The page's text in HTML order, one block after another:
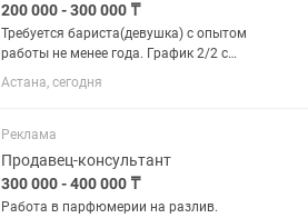
200 000 - 300 000 ₸
Требуется бариста(девушка) с опытом
работы не менее года. График 2/2 с
7:30 до 21:00 Выход 10к тг 5% от
продаж ежедневно Такси 1.000
8/1 Oneday coffee Мини...
Астана, сегодня
Реклама
Продавец-консультант
300 000 - 400 000 ₸
Работа в парфюмерии на разлив.